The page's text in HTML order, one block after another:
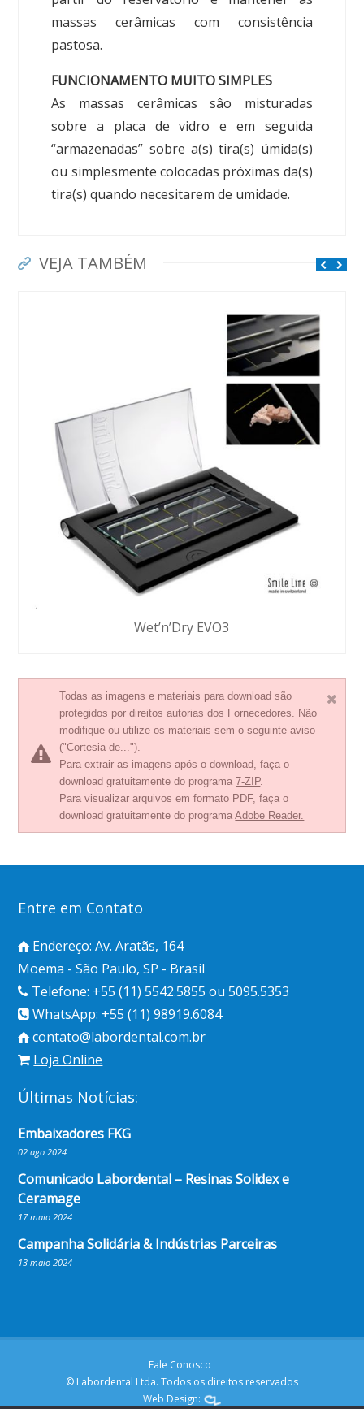
massas cerâmicas com consistência
pastosa.
FUNCIONAMENTO MUITO SIMPLES
As massas cerâmicas sâo misturadas
sobre a placa de vidro e em seguida
“armazenadas” sobre a(s) tira(s) úmida(s)
ou simplesmente colocadas próximas da(s)
tira(s) quando necesitarem de umidade.
VEJA TAMBÉM
Wet’n’Dry EVO3
Todas as imagens e materiais para download são
protegidos por direitos autorias dos Fornecedores. Não
modifique ou utilize os materiais sem o seguinte aviso
("Cortesia de...").
Para extrair as imagens após o download, faça o
download gratuitamente do programa7-ZIP.
Para visualizar arquivos em formato PDF, faça o
download gratuitamente do programaAdobe Reader.
Entre em Contato
Endereço: Av. Aratãs, 164
Moema - São Paulo, SP - Brasil
Telefone: +55 (11) 5542.5855 ou 5095.5353
WhatsApp: +55 (11) 98919.6084
contato@labordental.com.br
Loja Online
Últimas Notícias:
Embaixadores FKG
02 ago 2024
Comunicado Labordental – Resinas Solidex e
Ceramage
17 maio 2024
Campanha Solidária & Indústrias Parceiras
13 maio 2024
Fale Conosco
© Labordental Ltda. Todos os direitos reservados
Web Design: